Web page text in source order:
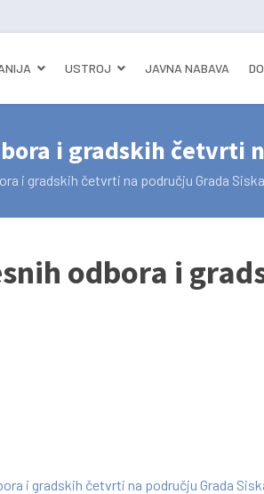
USTROJ JAVNA NABAVA
i gradskih četvrti
i gradskih četvrti na području Grada Siska
odbora i
i gradskih četvrti na području Grada